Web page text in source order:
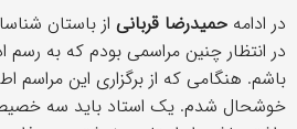
در ادامه حمیدرضا قربانی از باستان
در انتظار چنین مراسمی بودم که به
باشم. هنگامی که از برگزاری این مراسم
خوشحال شدم. یک استاد باید سه